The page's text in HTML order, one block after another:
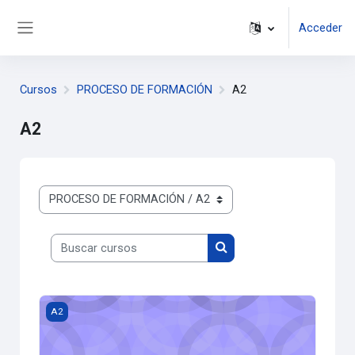
Acceder
Cursos PROCESO DE FORMACIÓN A2
A2
Categorías
Buscar cursos
Buscar cursos
Imagen del curso GRUPO 1
A2